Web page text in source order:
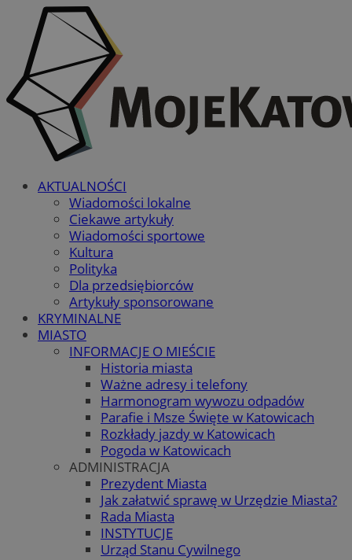
AKTUALNOŚCI
Wiadomości lokalne
Ciekawe artykuły
Wiadomości sportowe
Kultura
Polityka
Dla przedsiębiorców
Artykuły sponsorowane
KRYMINALNE
MIASTO
INFORMACJE O MIEŚCIE
Historia miasta
Ważne adresy i telefony
Harmonogram wywozu odpadów
Parafie i Msze Święte w Katowicach
Rozkłady jazdy w Katowicach
Pogoda w Katowicach
ADMINISTRACJA
Prezydent Miasta
Jak załatwić sprawę w Urzędzie Miasta?
Rada Miasta
INSTYTUCJE
Urząd Stanu Cywilnego